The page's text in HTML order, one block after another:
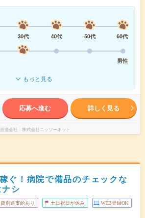
30代 40代 50代
60代
男性
もっと見る
応募へ進む 詳しく見る
派遣会社 株式会社ニッソーネット
ぐ！病院で備品のチェックな
シ
別途支給あり 土日祝日が休み WEB登録OK